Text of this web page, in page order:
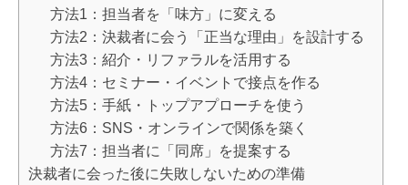
方法1：担当者を「味方」に変える
方法2：決裁者に会う「正当な理由」を設計する
方法3：紹介・リファラルを活用する
方法4：セミナー・イベントで接点を作る
方法5：手紙・トップアプローチを使う
方法6：SNS・オンラインで関係を築く
方法7：担当者に「同席」を提案する
決裁者に会った後に失敗しないための準備